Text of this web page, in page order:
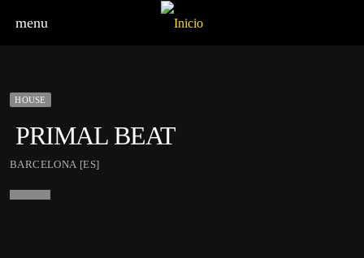
menu
HOUSE
PRIMAL BEAT
BARCELONA [ES]